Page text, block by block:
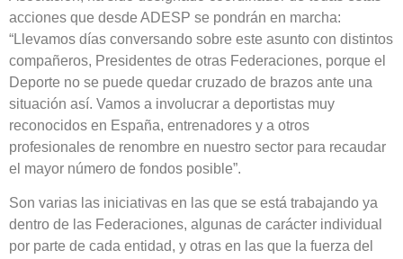
acciones que desde ADESP se pondrán en marcha:
“Llevamos días conversando sobre este asunto con distintos
compañeros, Presidentes de otras Federaciones, porque el
Deporte no se puede quedar cruzado de brazos ante una
situación así. Vamos a involucrar a deportistas muy
reconocidos en España, entrenadores y a otros
profesionales de renombre en nuestro sector para recaudar
el mayor número de fondos posible”.
Son varias las iniciativas en las que se está trabajando ya
dentro de las Federaciones, algunas de carácter individual
por parte de cada entidad, y otras en las que la fuerza del